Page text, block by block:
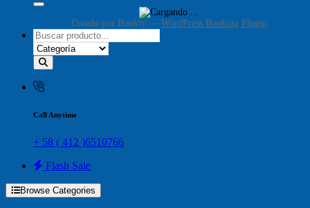
Creado por Bookly— WordPress Booking Plugin
Call Anytime
+ 58 ( 412 )6510766
Flash Sale
Browse Categories